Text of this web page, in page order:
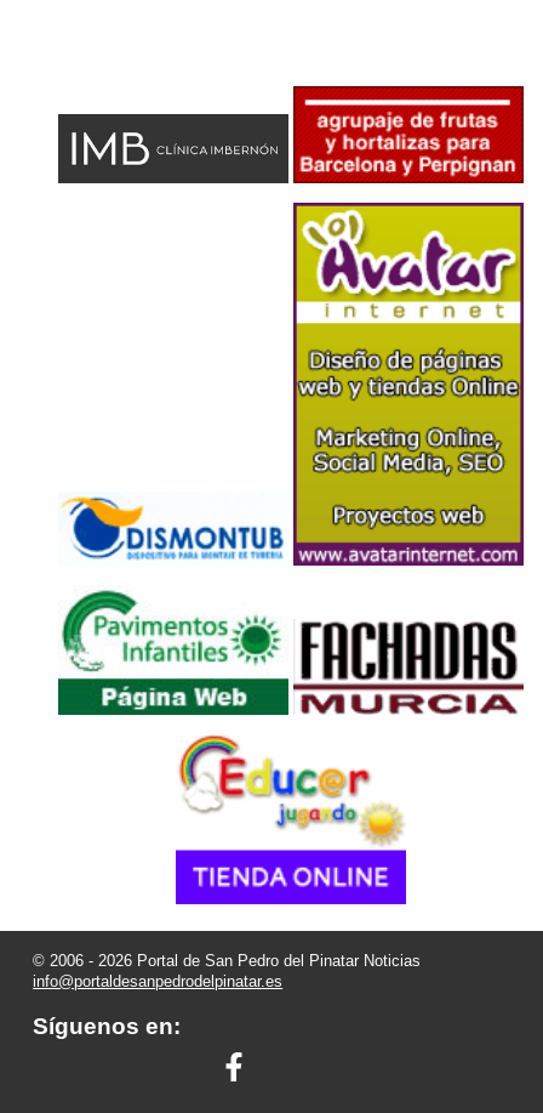
© 2006 - 2026 Portal de San Pedro del Pinatar Noticias
info@portaldesanpedrodelpinatar.es
Síguenos en: